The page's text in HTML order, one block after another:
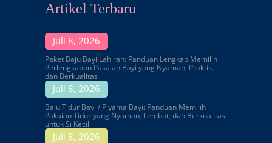
Artikel Terbaru
Juli 8, 2026
Paket Baju Bayi Lahiran: Panduan Lengkap Memilih
Perlengkapan Pakaian Bayi yang Nyaman, Praktis,
dan Berkualitas
Juli 8, 2026
Baju Tidur Bayi / Piyama Bayi: Panduan Memilih
Pakaian Tidur yang Nyaman, Lembut, dan Berkualitas
untuk Si Kecil
Juli 8, 2026